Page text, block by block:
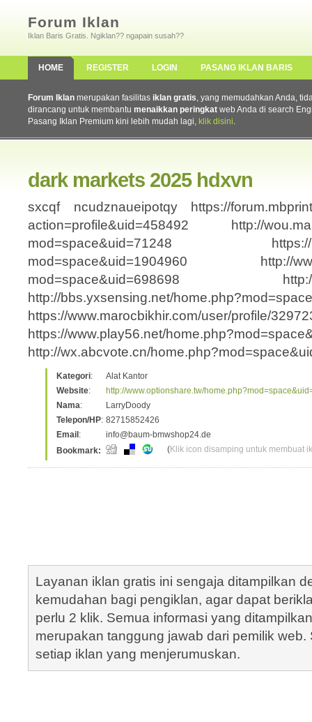
Forum Iklan
Iklan Baris Gratis. Ngiklan?? ngapain susah??
HOME REGISTER LOGIN PASANG IKLAN BARIS
Forum Iklan merupakan fasilitas iklan gratis, yang memudahkan Anda,
dirancang untuk membantu menaikkan peringkat web Anda di search
Pasang Iklan Premium kini lebih mudah lagi, klik disini.
dark markets 2025 hdxvn
sxcqf ncudznaueipotqy https://
action=profile&uid=458492 http://
mod=space&uid=71248 https://
mod=space&uid=1904960 http://
mod=space&uid=698698 http://
http://bbs.yxsensing.net/
https://www.marocbikhir.com/user/profile/
https://www.play56.net/
http://wx.abcvote.cn/
Kategori:
Alat Kantor
Website:
http://www.optionshare.tw/
Nama:
LarryDoody
Telepon/HP: 82715852426
Email :
info@baum-bmwshop24.de
Bookmark:
(Klik icon disamping untuk membuat
Layanan iklan gratis ini sengaja ditampilkan
kemudahan bagi pengiklan, agar dapat
perlu 2 klik. Semua informasi yang
merupakan tanggung jawab dari pemilik
setiap iklan yang menjerumuskan.